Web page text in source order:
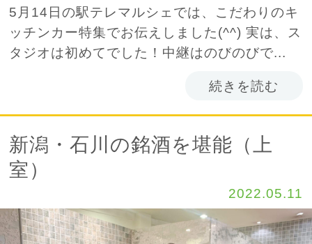
5月14日の駅テレマルシェでは、こだわりのキ
ッチンカー特集でお伝えしました(^^) 実は、ス
タジオは初めてでした！中継はのびのびで...
続きを読む
新潟・石川の銘酒を堪能（上
室）
2022.05.11